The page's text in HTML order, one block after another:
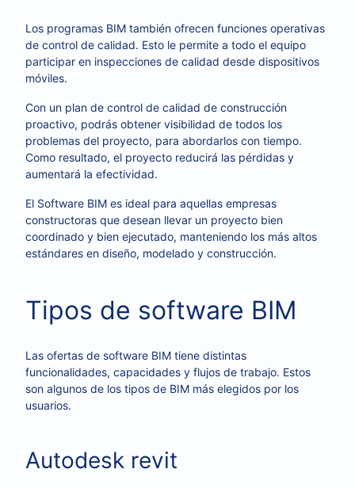
Los programas BIM también ofrecen funciones operativas
de control de calidad. Esto le permite a todo el equipo
participar en inspecciones de calidad desde dispositivos
móviles.
Con un plan de control de calidad de construcción
proactivo, podrás obtener visibilidad de todos los
problemas del proyecto, para abordarlos con tiempo.
Como resultado, el proyecto reducirá las pérdidas y
aumentará la efectividad.
El Software BIM es ideal para aquellas empresas
constructoras que desean llevar un proyecto bien
coordinado y bien ejecutado, manteniendo los más altos
estándares en diseño, modelado y construcción.
Tipos de software BIM
Las ofertas de software BIM tiene distintas
funcionalidades, capacidades y flujos de trabajo. Estos
son algunos de los tipos de BIM más elegidos por los
usuarios.
Autodesk revit